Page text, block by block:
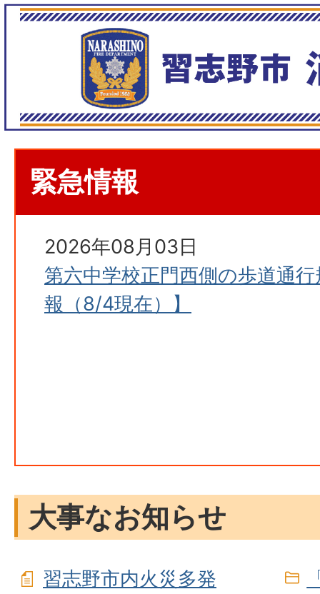
緊急情報
2026年08月03日
第六中学校正門西側の歩道通
報（8/4現在）】
大事なお知らせ
習志野市内火災多発